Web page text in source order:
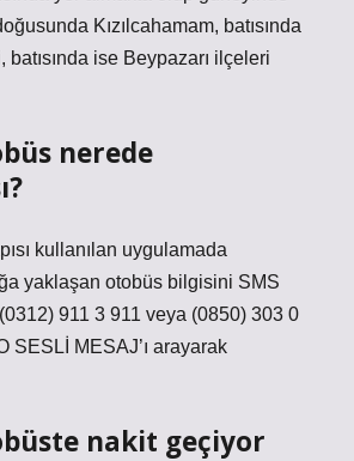
Kızılcahamam, batısında
ise Beypazarı ilçeleri
nerede
kullanılan uygulamada
yaklaşan otobüs bilgisini SMS
911 3 911 veya (0850) 303 0
SESLİ MESAJ’ı arayarak
nakit geçiyor